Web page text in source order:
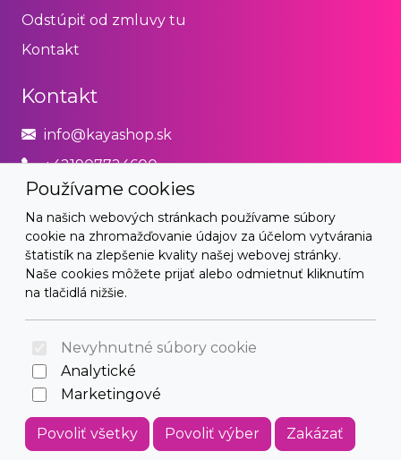
Používame cookies
Na našich webových stránkach používame súbory
cookie na zhromažďovanie údajov za účelom vytvárania
štatistík na zlepšenie kvality našej webovej stránky.
Naše cookies môžete prijať alebo odmietnuť kliknutím
na tlačidlá nižšie.
Nevyhnutné súbory cookie
Analytické
Marketingové
Povoliť všetky Povoliť výber Zakázať
Odstúpiť od zmluvy tu
Kontakt
Kontakt
info@kayashop.sk
+421907724600
Právne
Obchodné podmienky
Zásady používania cookies
© 2026 Arrabella s.r.o., mayabella s.r.o., Všetky práva
vyhradené.
Hosting: - Web: